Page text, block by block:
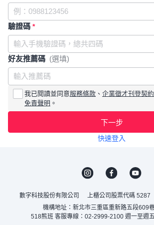
驗證碼 *
好友推薦碼 (選填)
我已閱讀並同意服務條款 、 企業徵才刊登契
免責聲明 。
下一步
快速登入
數字科技股份有限公司 上櫃公司股票代碼 5287
機構地址：新北市三重區重新路五段609
518熊班 客服專線：02-2999-2100 週一至週